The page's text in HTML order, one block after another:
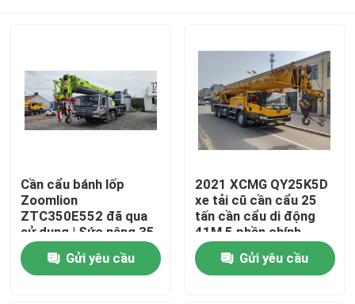
Nhà
Sản phẩm
Cần cẩu bánh lốp
Zoomlion
ZTC350E552 đã qua
sử dụng | Sức nâng 35
tấn | Cần chính 44M
Gửi yêu cầu
2021 XCMG QY25K5D
xe tải cũ cần cẩu 25
tấn cần cẩu di động
41M 5 phần chính
Gửi yêu cầu